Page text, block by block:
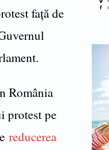
faţă de
România
protest pe
reducerea